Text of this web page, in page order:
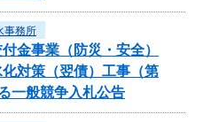
事務所
金事業（防災・安全）
化対策（翌債）工事（第
一般競争入札公告